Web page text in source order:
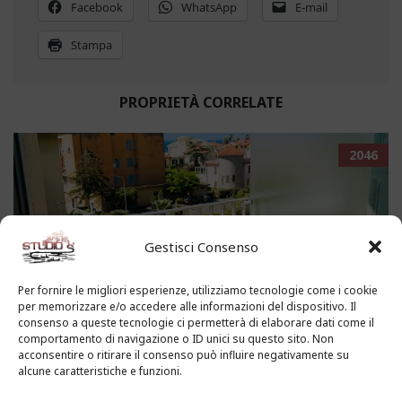
Gestisci Consenso
Per fornire le migliori esperienze, utilizziamo tecnologie come i cookie
per memorizzare e/o accedere alle informazioni del dispositivo. Il
consenso a queste tecnologie ci permetterà di elaborare dati come il
comportamento di navigazione o ID unici su questo sito. Non
acconsentire o ritirare il consenso può influire negativamente su
alcune caratteristiche e funzioni.
Facebook WhatsApp E-mail
Stampa
PROPRIETÀ CORRELATE
2046